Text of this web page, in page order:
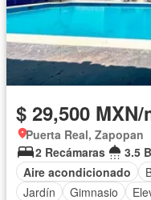
$ 29,500 MXN/
Puerta Real, Zapopan
2 Recámaras
3.5
Aire acondicionado
Jardín
Gimnasio